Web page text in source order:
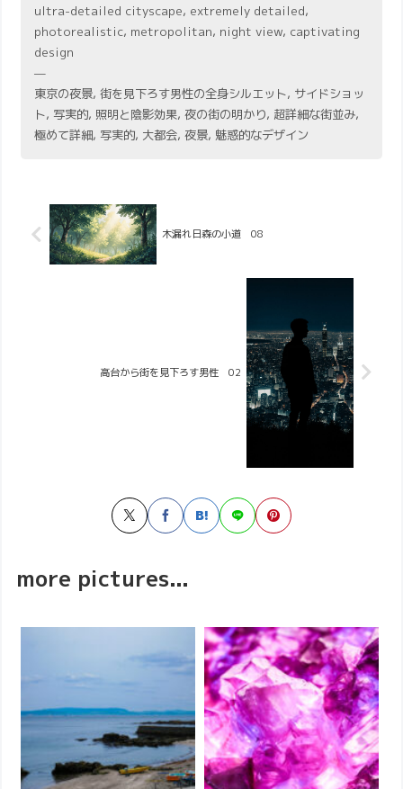
ultra-detailed cityscape, extremely detailed,
photorealistic, metropolitan, night view, captivating
design
—
東京の夜景, 街を見下ろす男性の全身シルエット, サイドショッ
ト, 写実的, 照明と陰影効果, 夜の街の明かり, 超詳細な街並み,
極めて詳細, 写実的, 大都会, 夜景, 魅惑的なデザイン
木漏れ日森の小道 08
高台から街を見下ろす男性 02
more pictures...